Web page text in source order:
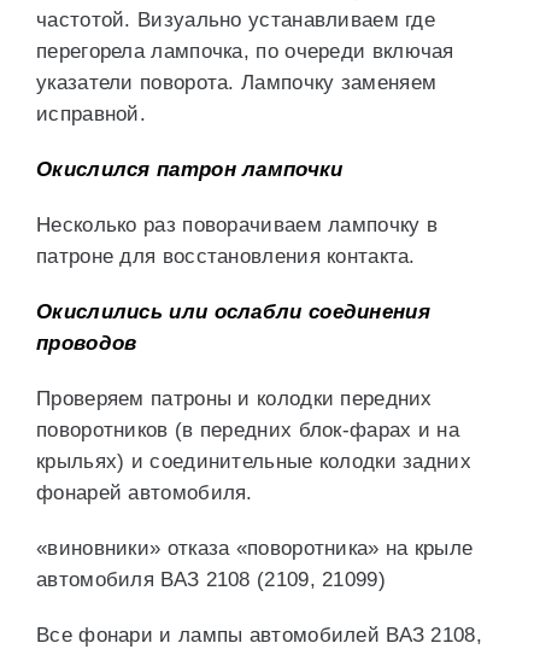
частотой. Визуально устанавливаем где
перегорела лампочка, по очереди включая
указатели поворота. Лампочку заменяем
исправной.
Окислился патрон лампочки
Несколько раз поворачиваем лампочку в
патроне для восстановления контакта.
Окислились или ослабли соединения
проводов
Проверяем патроны и колодки передних
поворотников (в передних блок-фарах и на
крыльях) и соединительные колодки задних
фонарей автомобиля.
«виновники» отказа «поворотника» на крыле
автомобиля ВАЗ 2108 (2109, 21099)
Все фонари и лампы автомобилей ВАЗ 2108,